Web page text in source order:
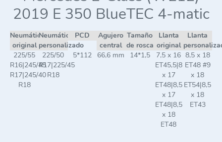
2019 E 350 BlueTEC 4-matic
Neumático
original
Neumático
personalizado
PCD
Agujero
central
Tamaño
de rosca
Llanta
original
Llanta
225/55
R16|245/45
R17|245/40
R18
225/50
R17|225/45
R18
5*112 66,6 mm 14*1,5
7,5 x 16
ET45,5|8
x 17
ET48|8,5
x 17
ET48|8,5
x 18
ET48
8,5 x 18
ET48 #9
x 18
ET54|8,5
x 18
ET43